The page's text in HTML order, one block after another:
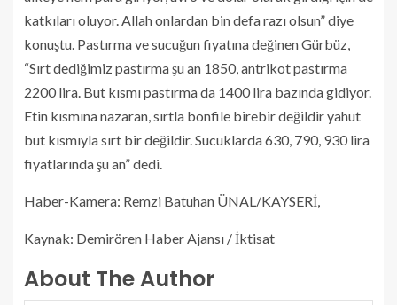
katkıları oluyor. Allah onlardan bin defa razı olsun” diye
konuştu. Pastırma ve sucuğun fiyatına değinen Gürbüz,
“Sırt dediğimiz pastırma şu an 1850, antrikot pastırma
2200 lira. But kısmı pastırma da 1400 lira bazında gidiyor.
Etin kısmına nazaran, sırtla bonfile birebir değildir yahut
but kısmıyla sırt bir değildir. Sucuklarda 630, 790, 930 lira
fiyatlarında şu an” dedi.
Haber-Kamera: Remzi Batuhan ÜNAL/KAYSERİ,
Kaynak: Demirören Haber Ajansı / İktisat
About The Author